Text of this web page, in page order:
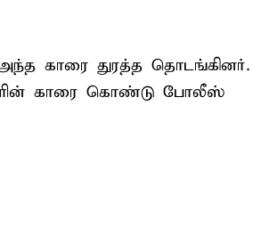
காரை துரத்த தொடங்கினர்.
காரை கொண்டு போலீஸ்